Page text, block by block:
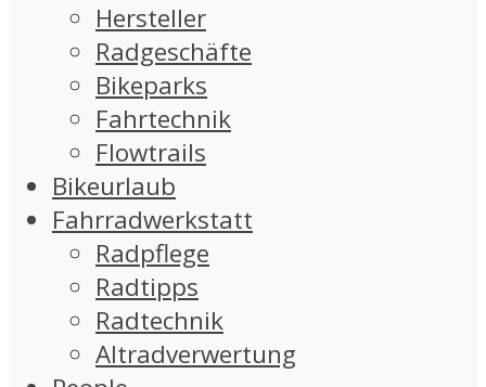
Hersteller
Radgeschäfte
Bikeparks
Fahrtechnik
Flowtrails
Bikeurlaub
Fahrradwerkstatt
Radpflege
Radtipps
Radtechnik
Altradverwertung